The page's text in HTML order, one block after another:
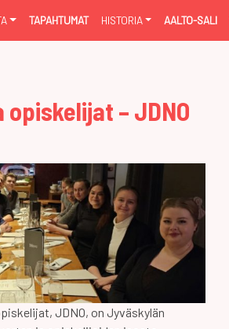
TAPAHTUMAT HISTORIA AALTO-SALI
– JDNO
JDNO, on Jyväskylän